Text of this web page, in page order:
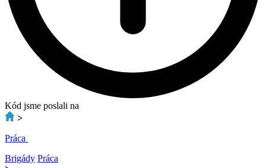
Kód jsme poslali na
>
Práca
Brigády Práca